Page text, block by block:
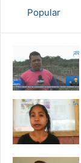
Popular